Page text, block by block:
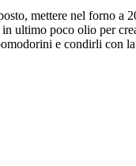
mettere nel forno a
ultimo poco olio per
e condirli con